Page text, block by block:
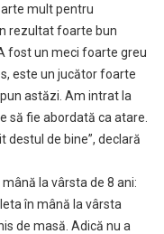
mult pentru
rezultat foarte bun
fost un meci foarte greu
este un jucător foarte
astăzi. Am intrat la
să fie abordată ca atare.
destul de bine”, declară
la vârsta de 8 ani:
în mână la vârsta
de masă. Adică nu a